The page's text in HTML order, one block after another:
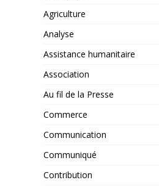
Agriculture
Analyse
Assistance humanitaire
Association
Au fil de la Presse
Commerce
Communication
Communiqué
Contribution